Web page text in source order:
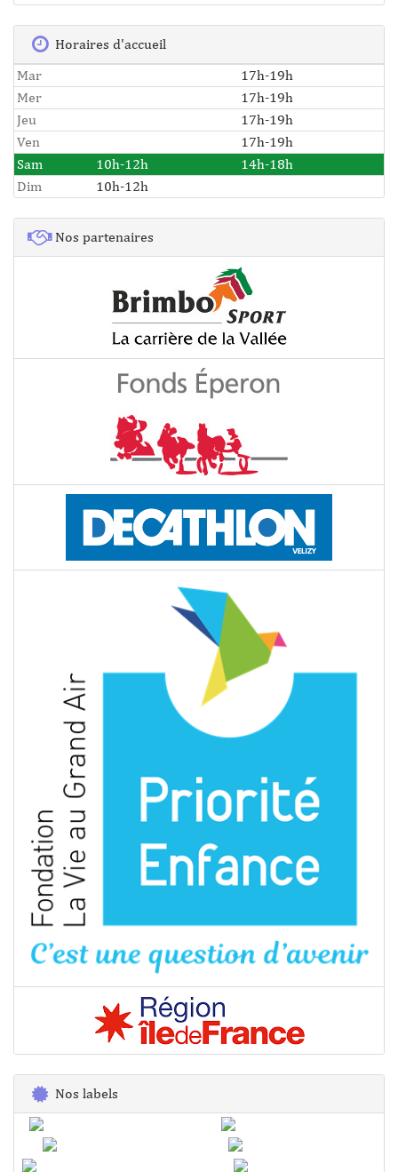
Horaires d'accueil
Mar
17h-19h
Mer
17h-19h
Jeu
17h-19h
Ven
17h-19h
Sam
10h-12h
14h-18h
Dim
10h-12h
Nos partenaires
Nos labels